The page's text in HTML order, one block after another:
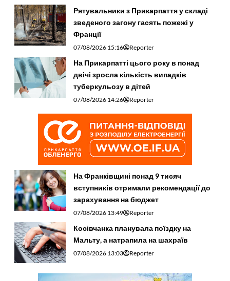
Рятувальники з Прикарпаття у складі
зведеного загону гасять пожежі у
Франції
07/08/2026 15:16 Reporter
На Прикарпатті цього року в понад
двічі зросла кількість випадків
туберкульозу в дітей
07/08/2026 14:26 Reporter
На Франківщині понад 9 тисяч
вступників отримали рекомендації до
зарахування на бюджет
07/08/2026 13:49 Reporter
Косівчанка планувала поїздку на
Мальту, а натрапила на шахраїв
07/08/2026 13:03 Reporter